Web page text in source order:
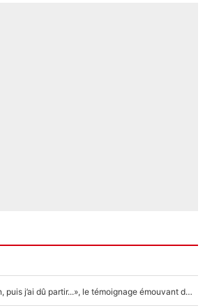
F1 : « Je lui ai fait un câlin, puis j’ai dû partir...», le témoignage émouvant de Max Verstappen sur sa fille